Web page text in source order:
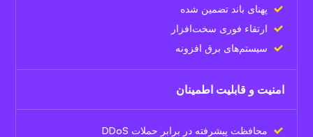
پهنای باند تضمین شده
ارتقاء فوری سخت‌افزار
سیستم‌های برق افزونه
امنیت و قابلیت اطمینان
محافظت پیشرفته در برابر حملات DDoS